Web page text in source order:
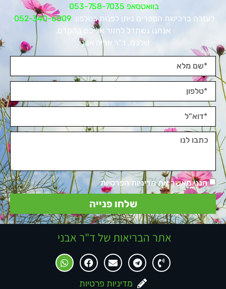
בוואטסאפ 053-758-7035
.
לעזרה ברכישת הספרים ניתן לפנות בטלפון:052-340-6809
.
אנחנו נשתדל לחזור אליכם בהקדם.
שלכם, ד"ר אריה אבני.
הנני מאשר את מדיניות הפרטיות
שלחו פנייה
אתר הבריאות של ד"ר אבני
מדיניות פרטיות